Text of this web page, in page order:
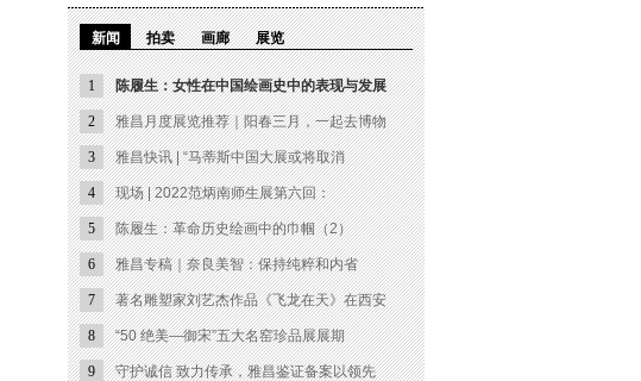
新闻 拍卖 画廊 展览
1 陈履生：女性在中国绘画史中的表现与发展
2 雅昌月度展览推荐｜阳春三月，一起去博物
3 雅昌快讯 | “马蒂斯中国大展或将取消
4 现场 | 2022范炳南师生展第六回：
5 陈履生：革命历史绘画中的巾帼（2）
6 雅昌专稿｜奈良美智：保持纯粹和内省
7 著名雕塑家刘艺杰作品《飞龙在天》在西安
8 “50 绝美—御宋”五大名窑珍品展展期
9 守护诚信 致力传承，雅昌鉴证备案以领先